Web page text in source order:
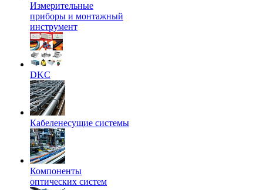
Измерительные
приборы и монтажный
инструмент
DKC
Кабеленесущие системы
Компоненты
оптических систем